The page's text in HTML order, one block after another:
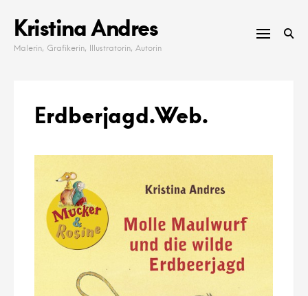
content
Kristina Andres
Malerin, Grafikerin, Illustratorin, Autorin
Erdberjagd.Web.